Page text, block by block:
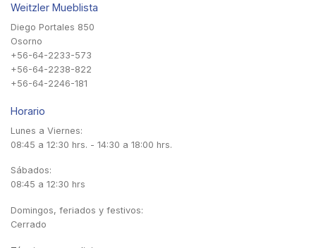
Weitzler Mueblista
Diego Portales 850
Osorno
+56-64-2233-573
+56-64-2238-822
+56-64-2246-181
Horario
Lunes a Viernes:
08:45 a 12:30 hrs. - 14:30 a 18:00 hrs.
Sábados:
08:45 a 12:30 hrs
Domingos, feriados y festivos:
Cerrado